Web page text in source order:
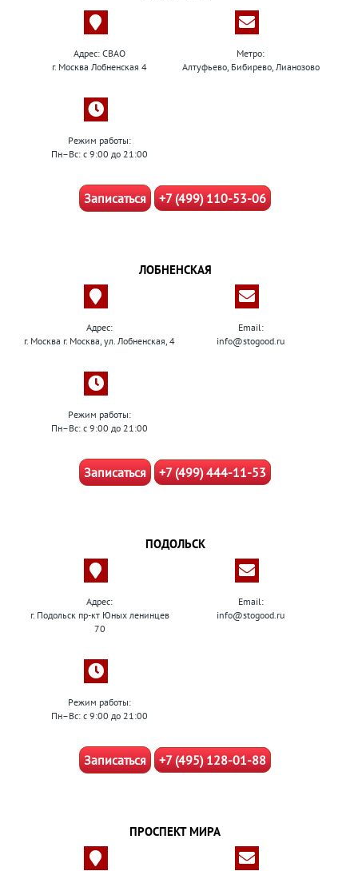
Адрес: СВАО
г. Москва Лобненская 4
Метро:
Алтуфьево, Бибирево, Лианозово
Режим работы:
Пн–Вс: с 9:00 до 21:00
Записаться +7 (499) 110-53-06
ЛОБНЕНСКАЯ
Адрес:
г. Москва г. Москва, ул. Лобненская, 4
Email:
info@stogood.ru
Режим работы:
Пн–Вс: с 9:00 до 21:00
Записаться +7 (499) 444-11-53
ПОДОЛЬСК
Адрес:
г. Подольск пр-кт Юных ленинцев
70
Email:
info@stogood.ru
Режим работы:
Пн–Вс: с 9:00 до 21:00
Записаться +7 (495) 128-01-88
ПРОСПЕКТ МИРА